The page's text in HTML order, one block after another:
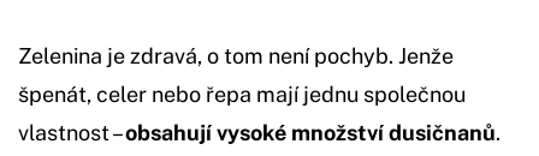
Zelenina je zdravá, o tom není pochyb. Jenže
špenát, celer nebo řepa mají jednu společnou
vlastnost –obsahují vysoké množství dusičnanů.